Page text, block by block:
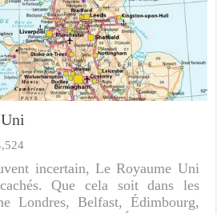
incertain, Le Royaume Uni
Que cela soit dans les
Londres, Belfast, Édimbourg,